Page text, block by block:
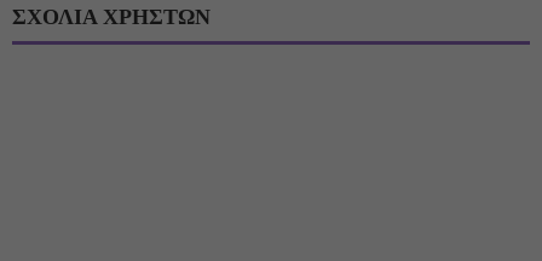
ΣΧΟΛΙΑ ΧΡΗΣΤΩΝ